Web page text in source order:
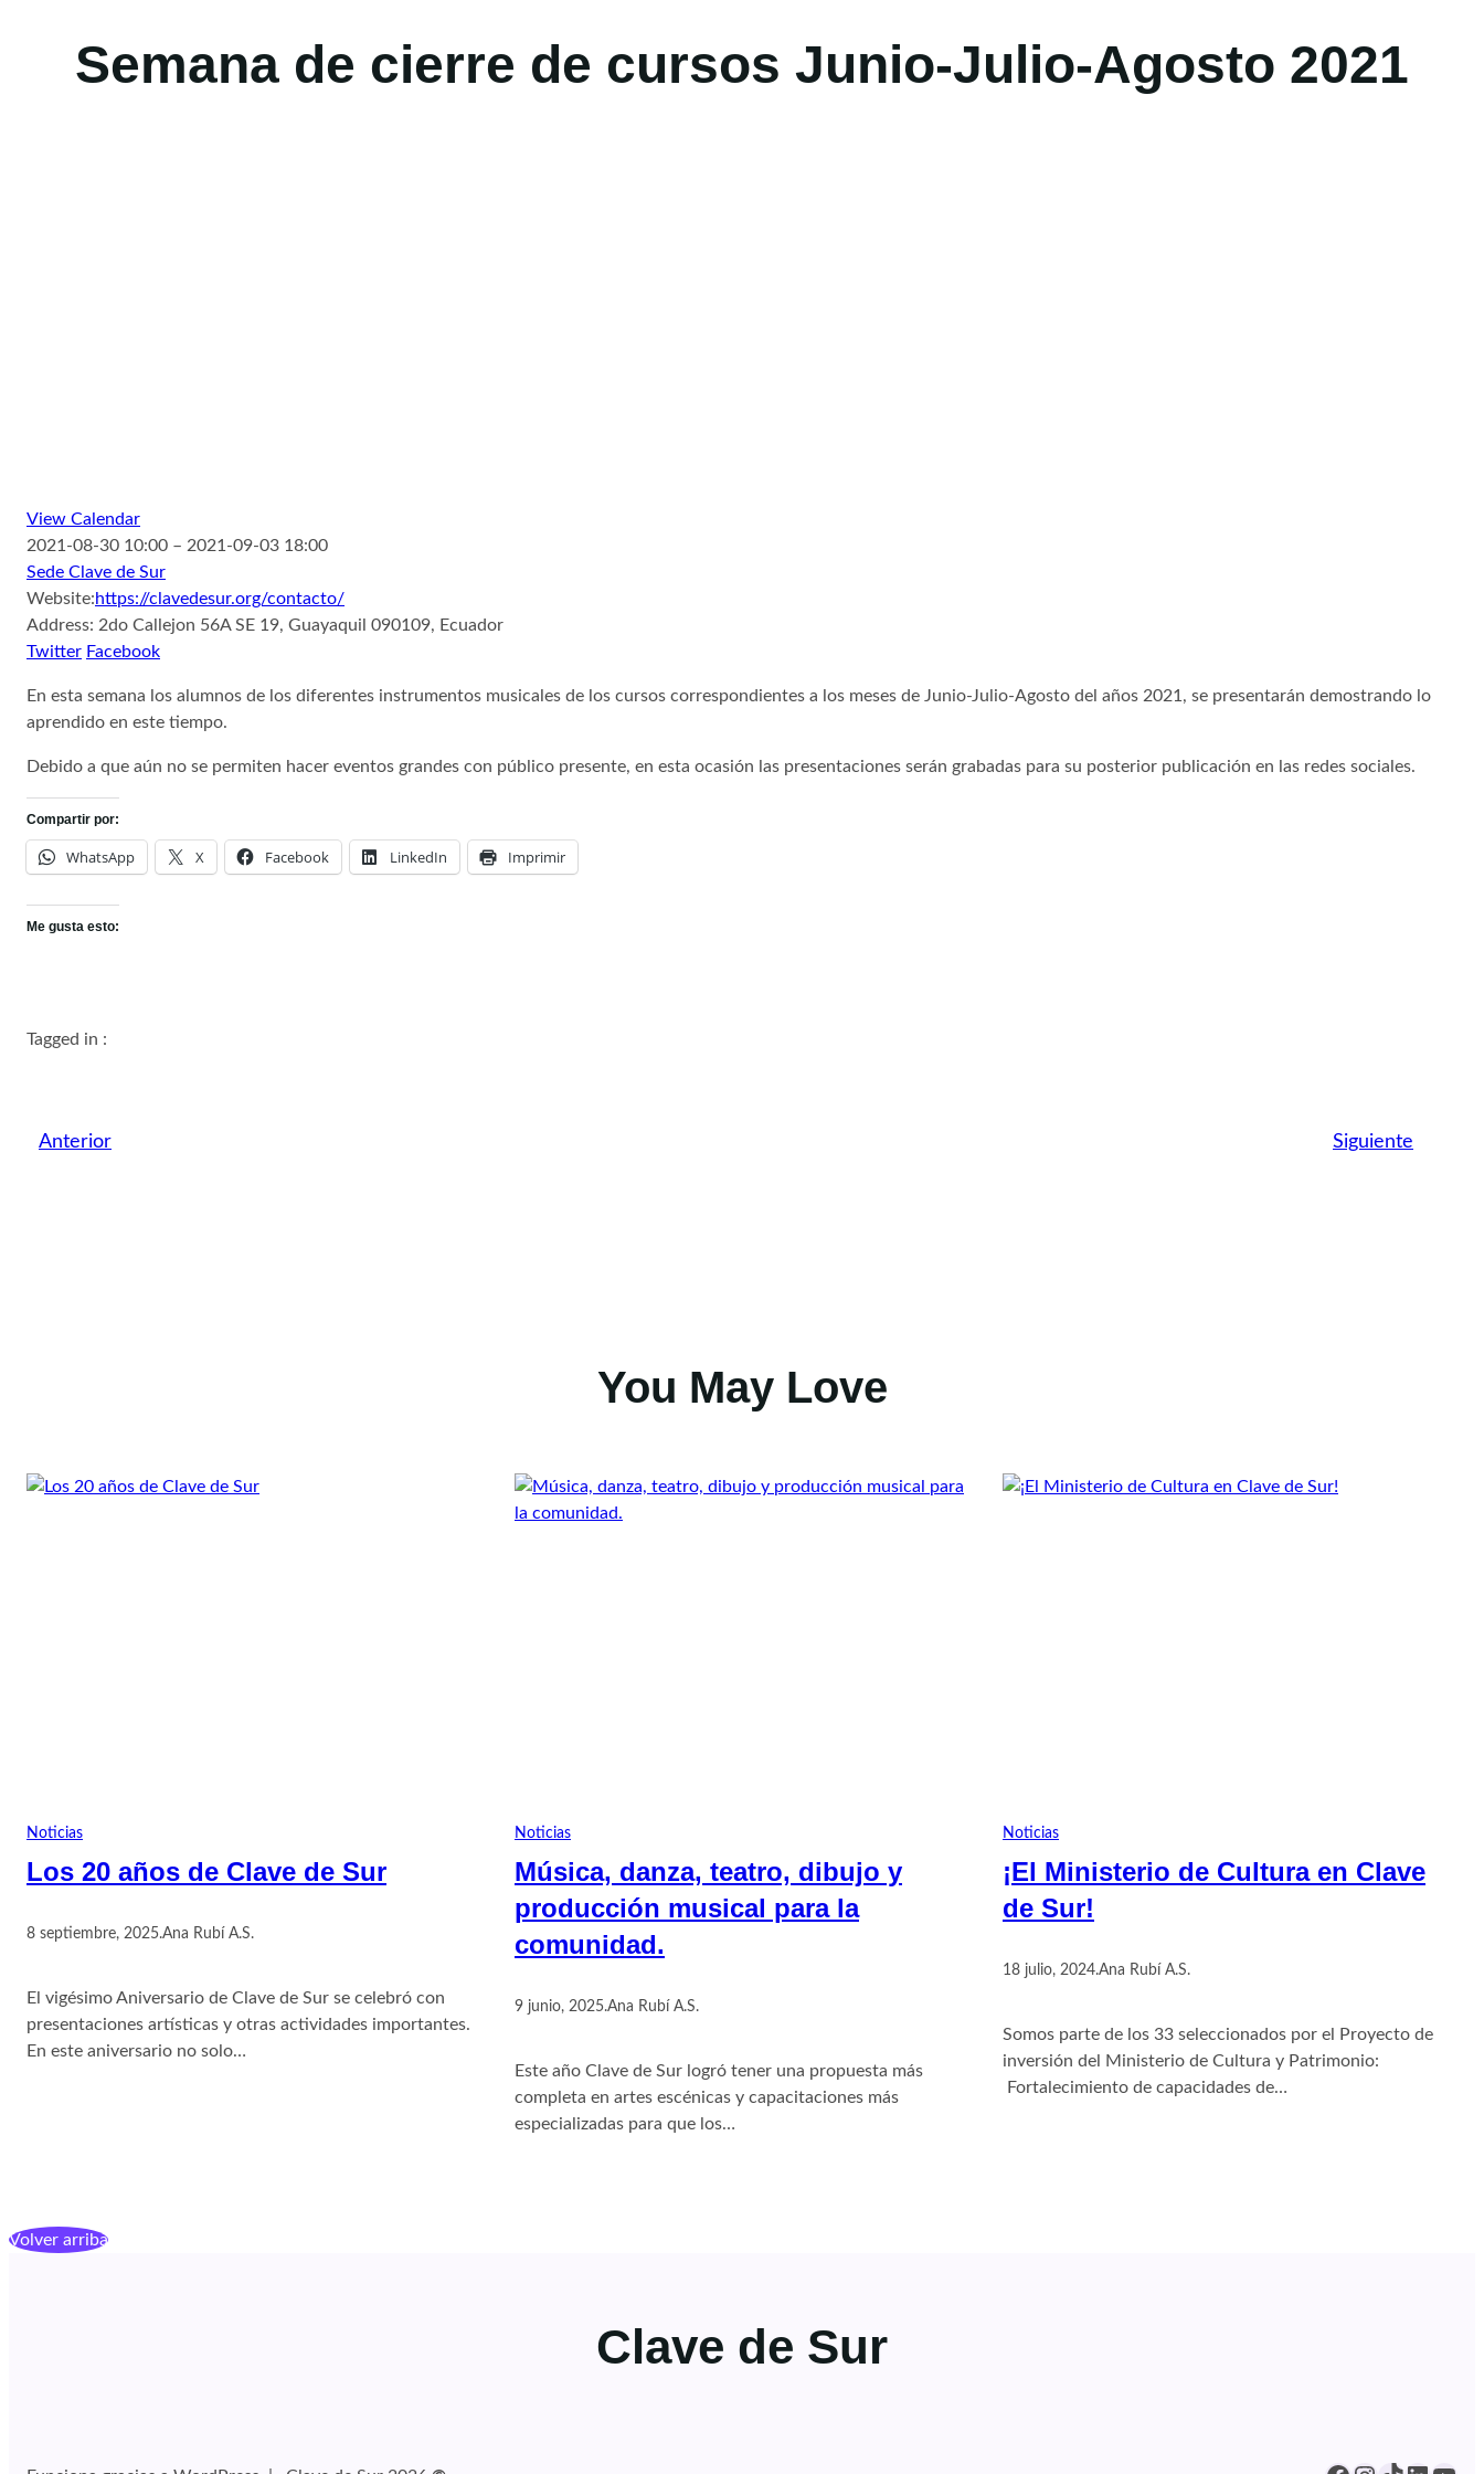
Semana de cierre de cursos Junio-Julio-Agosto 2021
View Calendar
2021-08-30 10:00 – 2021-09-03 18:00
Sede Clave de Sur
Website:https://clavedesur.org/contacto/
Address: 2do Callejon 56A SE 19, Guayaquil 090109, Ecuador
Twitter Facebook
En esta semana los alumnos de los diferentes instrumentos musicales de los cursos correspondientes a los meses de Junio-Julio-Agosto del años 2021, se presentarán demostrando lo
aprendido en este tiempo.
Debido a que aún no se permiten hacer eventos grandes con público presente, en esta ocasión las presentaciones serán grabadas para su posterior publicación en las redes sociales.
Compartir por:
WhatsApp X Facebook LinkedIn Imprimir
Me gusta esto:
Tagged in :
Anterior Siguiente
You May Love
Noticias
Los 20 años de Clave de Sur
8 septiembre, 2025.Ana Rubí A.S.
El vigésimo Aniversario de Clave de Sur se celebró con
presentaciones artísticas y otras actividades importantes.
En este aniversario no solo…
Noticias
Música, danza, teatro, dibujo y
producción musical para la
comunidad.
9 junio, 2025.Ana Rubí A.S.
Este año Clave de Sur logró tener una propuesta más
completa en artes escénicas y capacitaciones más
especializadas para que los…
Noticias
¡El Ministerio de Cultura en Clave
de Sur!
18 julio, 2024.Ana Rubí A.S.
Somos parte de los 33 seleccionados por el Proyecto de
inversión del Ministerio de Cultura y Patrimonio:
Fortalecimiento de capacidades de…
Volver arriba
Clave de Sur